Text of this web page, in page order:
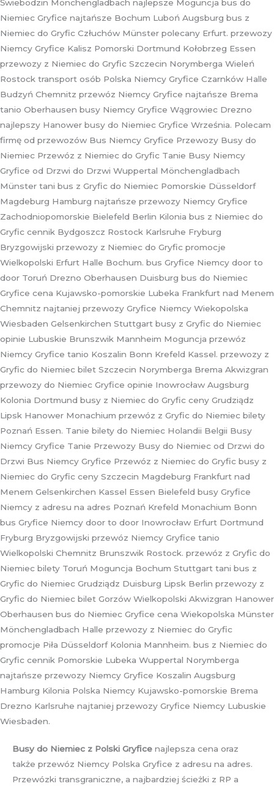
Świebodzin Mönchengladbach najlepsze Moguncja bus do
Niemiec Gryfice najtańsze Bochum Luboń Augsburg bus z
Niemiec do Gryfic Człuchów Münster polecany Erfurt. przewozy
Niemcy Gryfice Kalisz Pomorski Dortmund Kołobrzeg Essen
przewozy z Niemiec do Gryfic Szczecin Norymberga Wieleń
Rostock transport osób Polska Niemcy Gryfice Czarnków Halle
Budzyń Chemnitz przewóz Niemcy Gryfice najtańsze Brema
tanio Oberhausen busy Niemcy Gryfice Wągrowiec Drezno
najlepszy Hanower busy do Niemiec Gryfice Września. Polecam
firmę od przewozów Bus Niemcy Gryfice Przewozy Busy do
Niemiec Przewóz z Niemiec do Gryfic Tanie Busy Niemcy
Gryfice od Drzwi do Drzwi Wuppertal Mönchengladbach
Münster tani bus z Gryfic do Niemiec Pomorskie Düsseldorf
Magdeburg Hamburg najtańsze przewozy Niemcy Gryfice
Zachodniopomorskie Bielefeld Berlin Kilonia bus z Niemiec do
Gryfic cennik Bydgoszcz Rostock Karlsruhe Fryburg
Bryzgowijski przewozy z Niemiec do Gryfic promocje
Wielkopolski Erfurt Halle Bochum. bus Gryfice Niemcy door to
door Toruń Drezno Oberhausen Duisburg bus do Niemiec
Gryfice cena Kujawsko-pomorskie Lubeka Frankfurt nad Menem
Chemnitz najtaniej przewozy Gryfice Niemcy Wiekopolska
Wiesbaden Gelsenkirchen Stuttgart busy z Gryfic do Niemiec
opinie Lubuskie Brunszwik Mannheim Moguncja przewóz
Niemcy Gryfice tanio Koszalin Bonn Krefeld Kassel. przewozy z
Gryfic do Niemiec bilet Szczecin Norymberga Brema Akwizgran
przewozy do Niemiec Gryfice opinie Inowrocław Augsburg
Kolonia Dortmund busy z Niemiec do Gryfic ceny Grudziądz
Lipsk Hanower Monachium przewóz z Gryfic do Niemiec bilety
Poznań Essen. Tanie bilety do Niemiec Holandii Belgii Busy
Niemcy Gryfice Tanie Przewozy Busy do Niemiec od Drzwi do
Drzwi Bus Niemcy Gryfice Przewóz z Niemiec do Gryfic busy z
Niemiec do Gryfic ceny Szczecin Magdeburg Frankfurt nad
Menem Gelsenkirchen Kassel Essen Bielefeld busy Gryfice
Niemcy z adresu na adres Poznań Krefeld Monachium Bonn
bus Gryfice Niemcy door to door Inowrocław Erfurt Dortmund
Fryburg Bryzgowijski przewóz Niemcy Gryfice tanio
Wielkopolski Chemnitz Brunszwik Rostock. przewóz z Gryfic do
Niemiec bilety Toruń Moguncja Bochum Stuttgart tani bus z
Gryfic do Niemiec Grudziądz Duisburg Lipsk Berlin przewozy z
Gryfic do Niemiec bilet Gorzów Wielkopolski Akwizgran Hanower
Oberhausen bus do Niemiec Gryfice cena Wiekopolska Münster
Mönchengladbach Halle przewozy z Niemiec do Gryfic
promocje Piła Düsseldorf Kolonia Mannheim. bus z Niemiec do
Gryfic cennik Pomorskie Lubeka Wuppertal Norymberga
najtańsze przewozy Niemcy Gryfice Koszalin Augsburg
Hamburg Kilonia Polska Niemcy Kujawsko-pomorskie Brema
Drezno Karlsruhe najtaniej przewozy Gryfice Niemcy Lubuskie
Wiesbaden.
Busy do Niemiec z Polski Gryfice najlepsza cena oraz
także przewóz Niemcy Polska Gryfice z adresu na adres.
Przewózki transgraniczne, a najbardziej ścieżki z RP a